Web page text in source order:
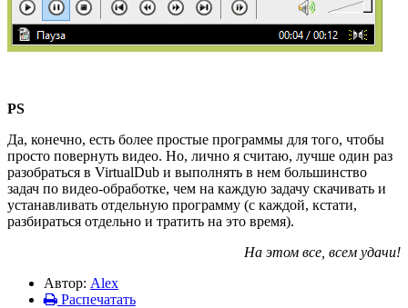
PS
Да, конечно, есть более простые программы для того, чтобы
просто повернуть видео. Но, лично я считаю, лучше один раз
разобраться в VirtualDub и выполнять в нем большинство
задач по видео-обработке, чем на каждую задачу скачивать и
устанавливать отдельную программу (с каждой, кстати,
разбираться отдельно и тратить на это время).
На этом все, всем удачи!
Автор: Alex
Распечатать